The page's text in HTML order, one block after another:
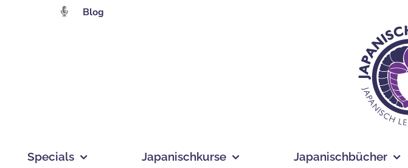
Blog
Specials Japanischkurse Japanischbücher